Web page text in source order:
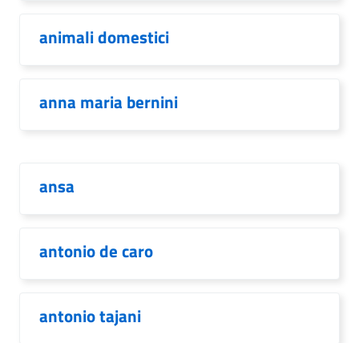
animali domestici
anna maria bernini
ansa
antonio de caro
antonio tajani